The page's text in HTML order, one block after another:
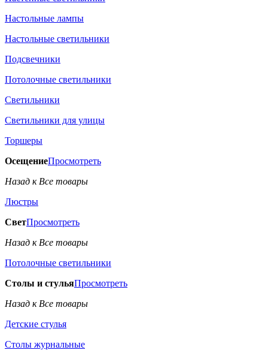
Настольные лампы
Настольные светильники
Подсвечники
Потолочные светильники
Светильники
Светильники для улицы
Торшеры
ОсещениеПросмотреть
Назад к Все товары
Люстры
СветПросмотреть
Назад к Все товары
Потолочные светильники
Столы и стульяПросмотреть
Назад к Все товары
Детские стулья
Столы журнальные